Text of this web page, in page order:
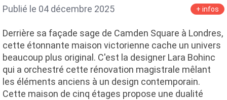
Publié le 04 décembre 2025 + infos
Derrière sa façade sage de Camden Square à Londres,
cette étonnante maison victorienne cache un univers
beaucoup plus original. C'est la designer Lara Bohinc
qui a orchestré cette rénovation magistrale mêlant
les éléments anciens à un design contemporain.
Cette maison de cinq étages propose une dualité